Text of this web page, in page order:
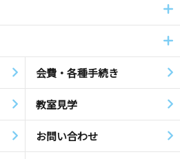
会費・各種手続き
教室見学
お問い合わせ